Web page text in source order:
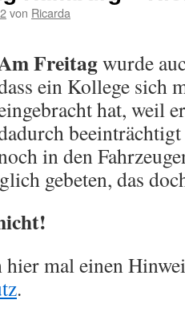
von Ricarda
Freitagwurde
ein Kollege sich
hat, weil
in den
gebeten, das
hier mal einen
.